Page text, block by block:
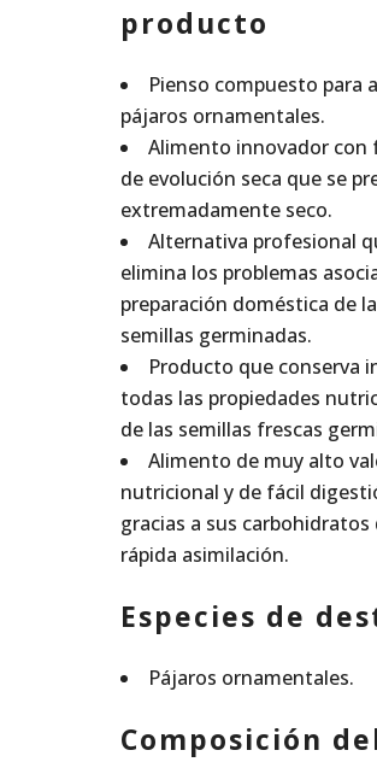
producto
Pienso compuesto para
pájaros ornamentales.
Alimento innovador con
de evolución seca que se
extremadamente seco.
Alternativa profesional
elimina los problemas
preparación doméstica de
semillas germinadas.
Producto que conserva
todas las propiedades
de las semillas frescas
Alimento de muy alto
nutricional y de fácil
gracias a sus carbohidratos
rápida asimilación.
Especies de
Pájaros ornamentales.
Composición